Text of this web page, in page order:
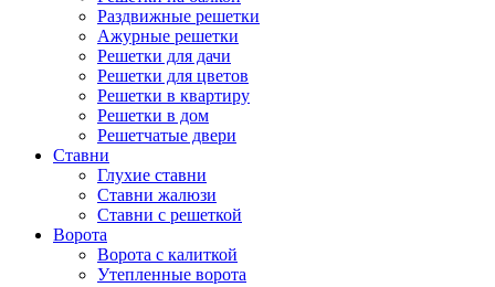
Раздвижные решетки
Ажурные решетки
Решетки для дачи
Решетки для цветов
Решетки в квартиру
Решетки в дом
Решетчатые двери
Ставни
Глухие ставни
Ставни жалюзи
Ставни с решеткой
Ворота
Ворота с калиткой
Утепленные ворота